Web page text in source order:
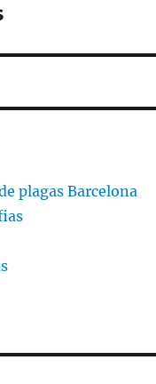
plagas Barcelona